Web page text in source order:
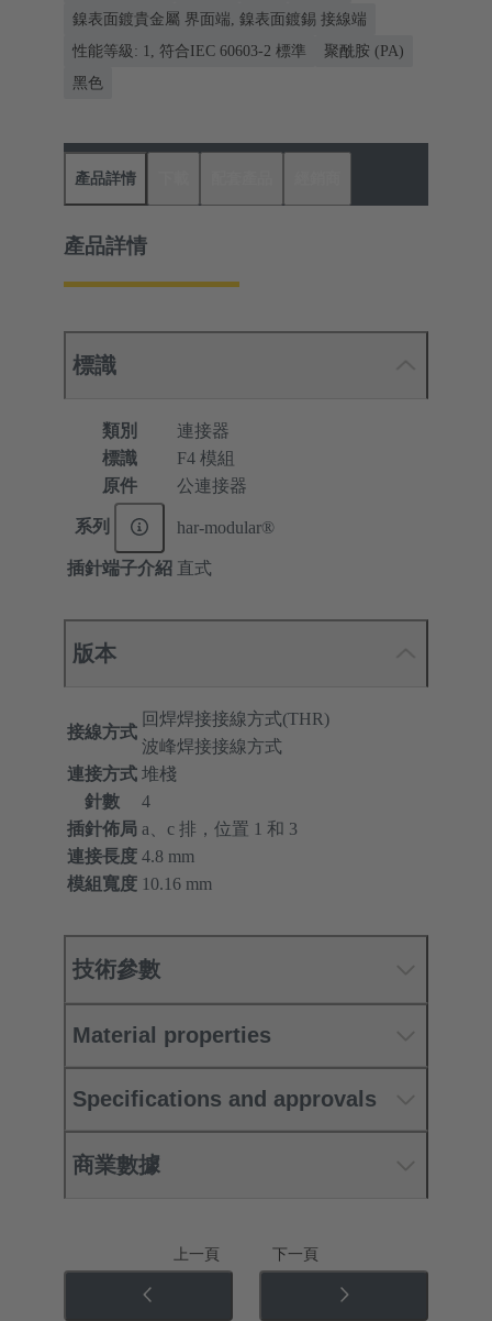
鎳表面鍍貴金屬 界面端, 鎳表面鍍錫 接線端
性能等級: 1, 符合IEC 60603-2 標準
聚酰胺 (PA)
黑色
產品詳情
產品詳情
標識
類別
連接器
標識
F4 模組
原件
公連接器
系列 har-modular®
插針端子介紹 直式
版本
接線方式
回焊焊接接線方式(THR)
波峰焊接接線方式
連接方式 堆棧
針數
4
插針佈局 a、c 排，位置 1 和 3
連接長度 4.8 mm
模組寬度 10.16 mm
技術參數
Material properties
Specifications and approvals
商業數據
上一頁 下一頁